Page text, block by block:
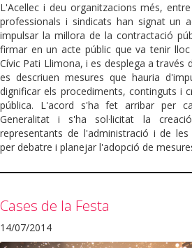
L'Acellec i deu organitzacions més,
professionals i sindicats han signat un
impulsar la millora de la contractació
firmar en un acte públic que va tenir
Cívic Pati Llimona, i es desplega a través
es descriuen mesures que hauria
dignificar els procediments, continguts i
pública. L'acord s'ha fet arribar per
Generalitat i s'ha sol·licitat la
representants de l'administració i de
per debatre i planejar l'adopció de
Cases de la Festa
14/07/2014